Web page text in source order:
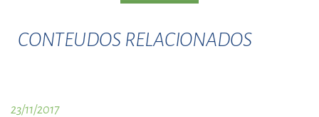
CONTEUDOS RELACIONADOS
23/11/2017